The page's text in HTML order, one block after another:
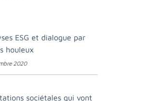
ESG et dialogue par
houleux
2020
sociétales qui vont